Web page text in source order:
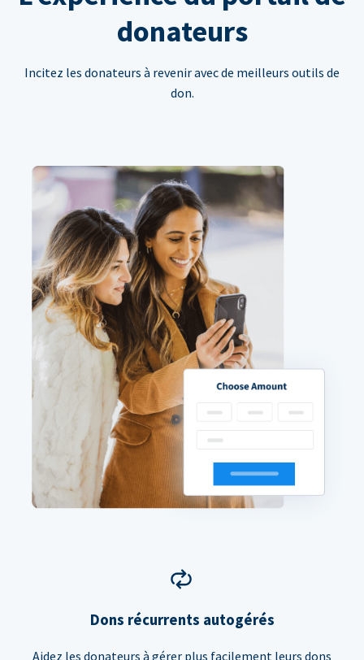
donateurs
Incitez les donateurs à revenir avec de meilleurs outils de
don.
Dons récurrents autogérés
Aidez les donateurs à gérer plus facilement leurs dons